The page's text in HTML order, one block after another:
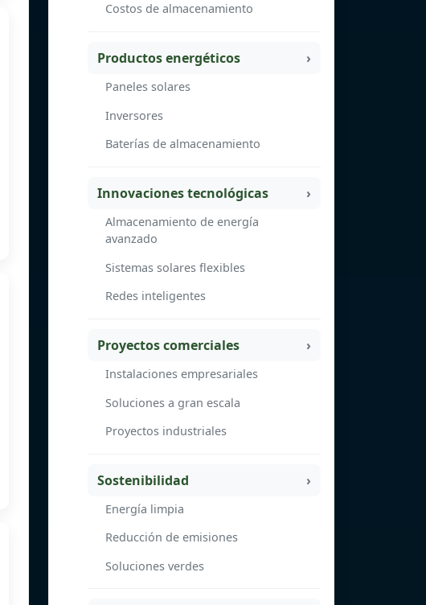
Costos de almacenamiento
Productos energéticos
Paneles solares
Inversores
Baterías de almacenamiento
Innovaciones tecnológicas
Almacenamiento de energía
avanzado
Sistemas solares flexibles
Redes inteligentes
Proyectos comerciales
Instalaciones empresariales
Soluciones a gran escala
Proyectos industriales
Sostenibilidad
Energía limpia
Reducción de emisiones
Soluciones verdes